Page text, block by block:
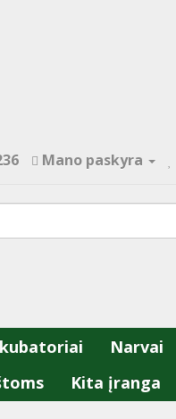
Mano paskyra
Narvai
Kita įranga